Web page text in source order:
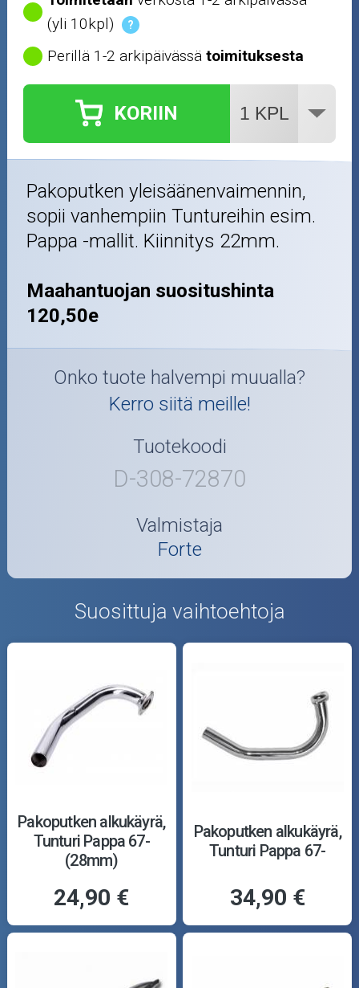
(yli 10kpl)
?
Perillä 1-2 arkipäivässätoimituksesta
KORIIN
Pakoputken yleisäänenvaimennin,
sopii vanhempiin Tuntureihin esim.
Pappa -mallit. Kiinnitys 22mm.
Maahantuojan suositushinta
120,50e
Onko tuote halvempi muualla?
Kerro siitä meille!
Tuotekoodi
D-308-72870
Valmistaja
Forte
Suosittuja vaihtoehtoja
Pakoputken alkukäyrä,
Tunturi Pappa 67-
(28mm)
24,90 €
Pakoputken alkukäyrä,
Tunturi Pappa 67-
34,90 €